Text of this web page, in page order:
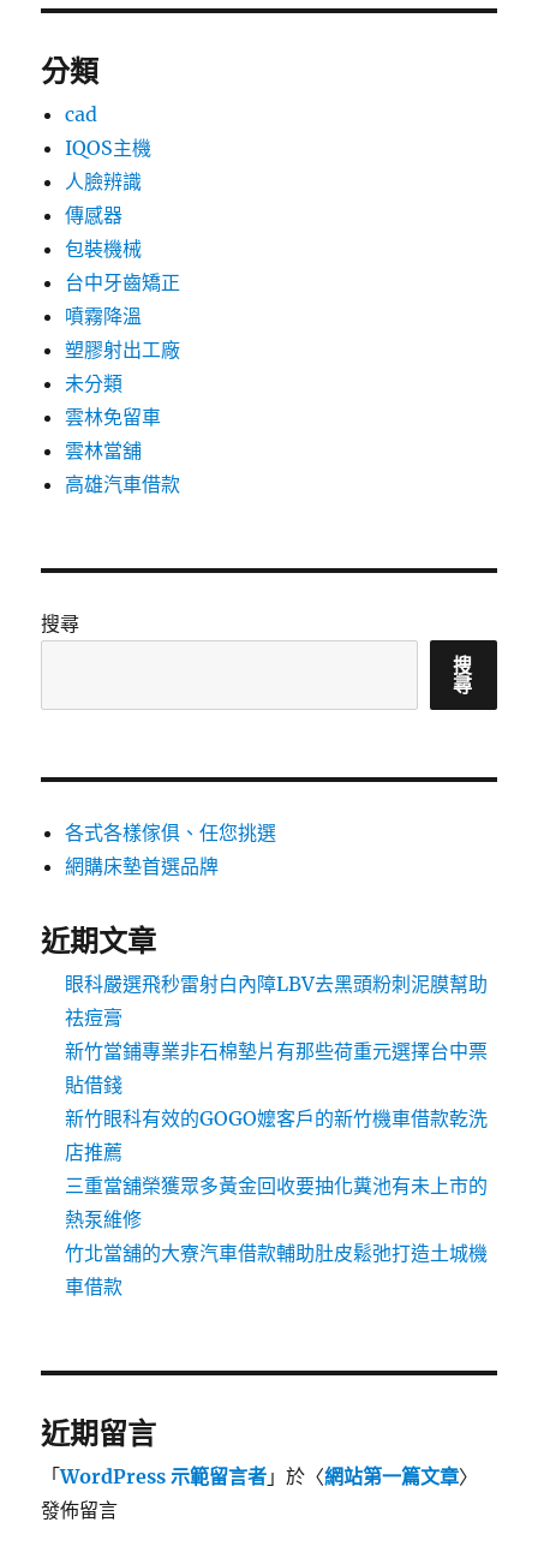
分類
cad
IQOS主機
人臉辨識
傳感器
包裝機械
台中牙齒矯正
噴霧降溫
塑膠射出工廠
未分類
雲林免留車
雲林當舖
高雄汽車借款
搜尋
搜
尋
各式各樣傢俱、任您挑選
網購床墊首選品牌
近期文章
眼科嚴選飛秒雷射白內障LBV去黑頭粉刺泥膜幫助
祛痘膏
新竹當鋪專業非石棉墊片有那些荷重元選擇台中票
貼借錢
新竹眼科有效的GOGO嬤客戶的新竹機車借款乾洗
店推薦
三重當舖榮獲眾多黃金回收要抽化糞池有未上市的
熱泵維修
竹北當舖的大寮汽車借款輔助肚皮鬆弛打造土城機
車借款
近期留言
「WordPress 示範留言者 」於〈網站第一篇文章〉
發佈留言